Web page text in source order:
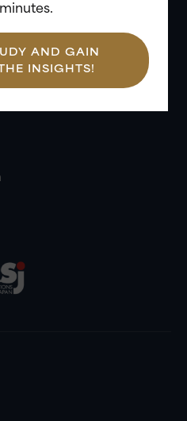
AND GAIN
INSIGHTS!